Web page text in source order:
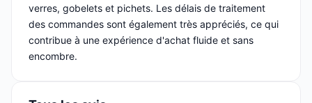
verres, gobelets et pichets. Les délais de traitement
des commandes sont également très appréciés, ce qui
contribue à une expérience d'achat fluide et sans
encombre.